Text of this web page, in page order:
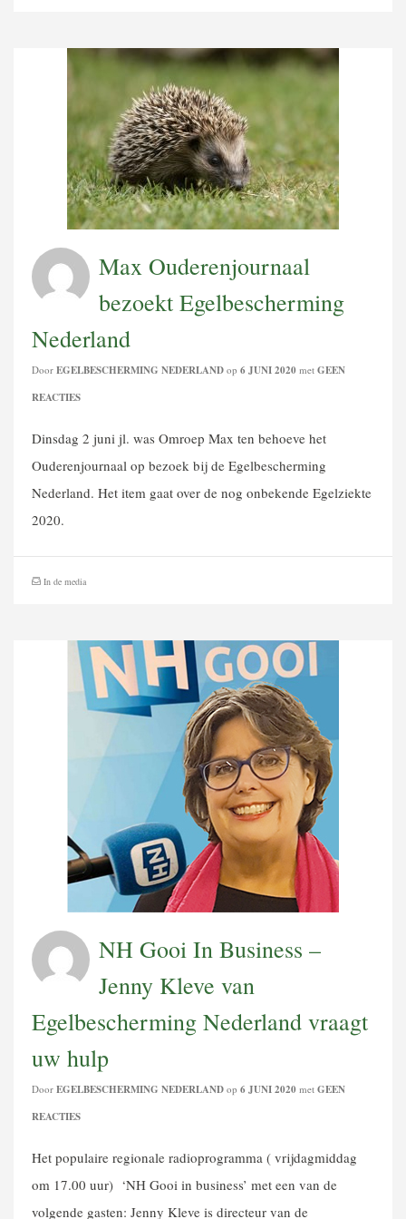
Max Ouderenjournaal
bezoekt Egelbescherming
Nederland
Door EGELBESCHERMING NEDERLAND op 6 JUNI 2020 met GEEN
REACTIES
Dinsdag 2 juni jl. was Omroep Max ten behoeve het
Ouderenjournaal op bezoek bij de Egelbescherming
Nederland. Het item gaat over de nog onbekende Egelziekte
2020.
In de media
NH Gooi In Business –
Jenny Kleve van
Egelbescherming Nederland vraagt
uw hulp
Door EGELBESCHERMING NEDERLAND op 6 JUNI 2020 met GEEN
REACTIES
Het populaire regionale radioprogramma ( vrijdagmiddag
om 17.00 uur) ‘NH Gooi in business’ met een van de
volgende gasten: Jenny Kleve is directeur van de